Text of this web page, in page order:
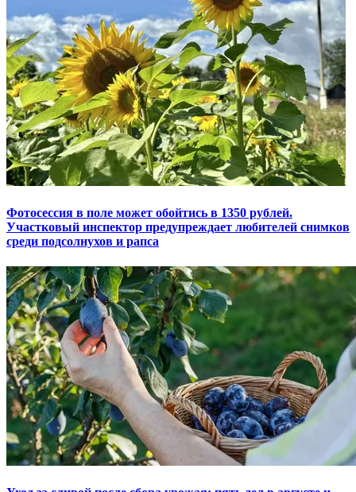
Фотосессия в поле может обойтись в 1350 рублей.
Участковый инспектор предупреждает любителей снимков
среди подсолнухов и рапса